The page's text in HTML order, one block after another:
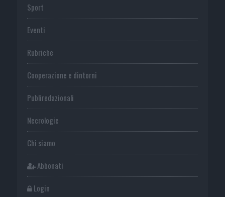
Sport
Eventi
Rubriche
Cooperazione e dintorni
Publiredazionali
Necrologie
Chi siamo
Abbonati
Login